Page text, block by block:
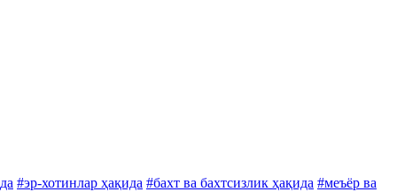
#эр-хотинлар ҳақида #бахт ва бахтсизлик ҳақида #меъёр ва